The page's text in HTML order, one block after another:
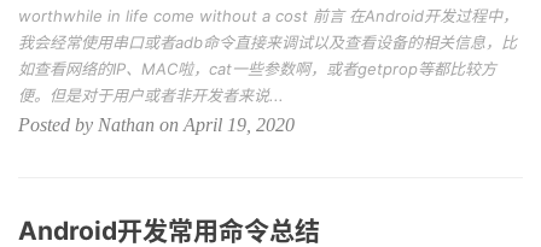
worthwhile in life come without a cost 前言 在Android开发过程中，
我会经常使用串口或者adb命令直接来调试以及查看设备的相关信息，比
如查看网络的IP、MAC啦，cat一些参数啊，或者getprop等都比较方
便。但是对于用户或者非开发者来说...
Posted by Nathan on April 19, 2020
Android开发常用命令总结